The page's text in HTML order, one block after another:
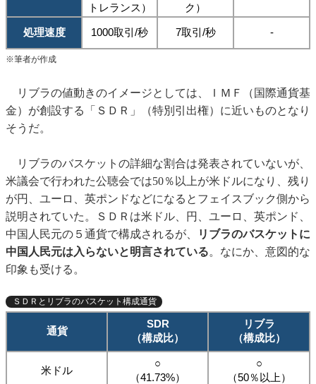
トレランス）
ク）
処理速度 1000取引/秒 7取引/秒 -
※筆者が作成
リブラの値動きのイメージとしては、ＩＭＦ（国際通貨基
金）が創設する「ＳＤＲ」（特別引出権）に近いものとなり
そうだ。
リブラのバスケットの詳細な割合は発表されていないが、
米議会で行われた公聴会では50％以上が米ドルになり、残り
が円、ユーロ、英ポンドなどになるとフェイスブック側から
説明されていた。ＳＤＲは米ドル、円、ユーロ、英ポンド、
中国人民元の５通貨で構成されるが、
リブラのバスケットに
中国人民元は入らないと明言されている。なにか、意図的な
印象も受ける。
ＳＤＲとリブラのバスケット構成通貨
通貨
SDR
（構成比）
リブラ
（構成比）
米ドル
○
（41.73%）
○
（50％以上）